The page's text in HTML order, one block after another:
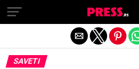
SAVETI
Exit mobile version